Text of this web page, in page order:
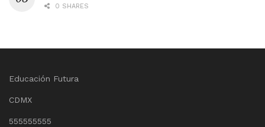
0 SHARES
Educación Futura
CDMX
555555555